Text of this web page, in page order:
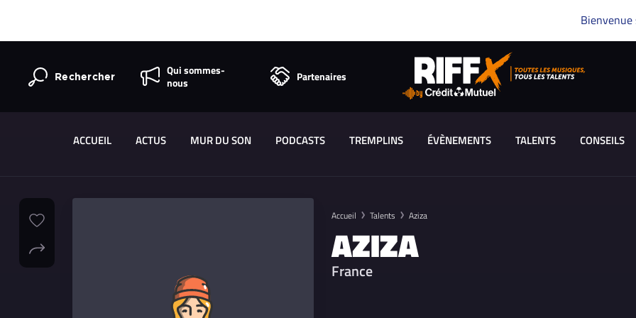
Bienvenue
Rechercher
Qui sommes-
nous
Partenaires
ACCUEIL ACTUS MUR DU SON PODCASTS TREMPLINS ÉVÈNEMENTS TALENTS CONSEILS
Accueil Talents Aziza
AZIZA
France